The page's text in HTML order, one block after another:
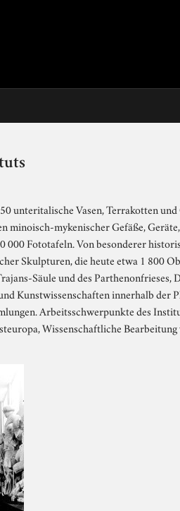
Vasen, Terrakotten und
minoisch-mykenischer Gefäße,
000 Fototafeln. Von besonderer
Skulpturen, die heute etwa 1 800
Säule und des Parthenonfrieses,
Kunstwissenschaften innerhalb der
Arbeitsschwerpunkte des
Wissenschaftliche